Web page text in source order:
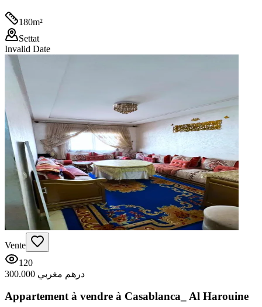
180m²
Settat
Invalid Date
Vente
120
300.000 درهم مغربي
Appartement à vendre à Casablanca_ Al Harouine